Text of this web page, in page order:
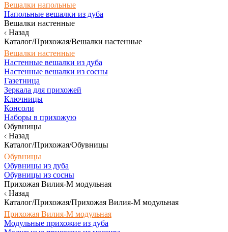
Вешалки напольные
Напольные вешалки из дуба
Вешалки настенные
Назад
Каталог/Прихожая/Вешалки настенные
Вешалки настенные
Настенные вешалки из дуба
Настенные вешалки из сосны
Газетница
Зеркала для прихожей
Ключницы
Консоли
Наборы в прихожую
Обувницы
Назад
Каталог/Прихожая/Обувницы
Обувницы
Обувницы из дуба
Обувницы из сосны
Прихожая Вилия-М модульная
Назад
Каталог/Прихожая/Прихожая Вилия-М модульная
Прихожая Вилия-М модульная
Модульные прихожие из дуба